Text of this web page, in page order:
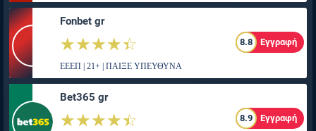
Fonbet gr
☆☆☆☆☆
★★★★★ 8.8 Εγγραφή
ΕΕΕΠ | 21+ | ΠΑΙΞΕ ΥΠΕΥΘΥΝΑ
Bet365 gr
☆☆☆☆☆
★★★★★ 8.9 Εγγραφή